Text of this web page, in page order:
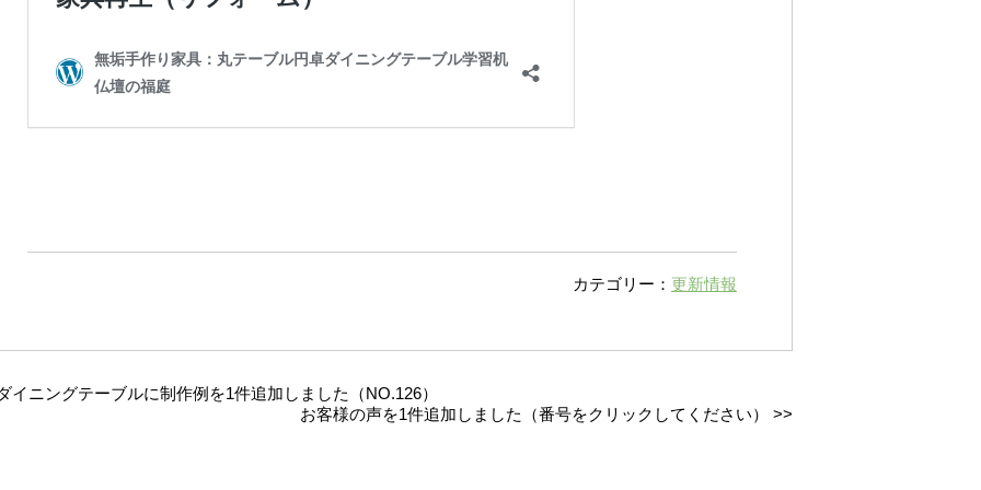
カテゴリー： 更新情報
イニングテーブルに制作例を1件追加しました（NO.126）
お客様の声を1件追加しました（番号をクリックしてください）
>>